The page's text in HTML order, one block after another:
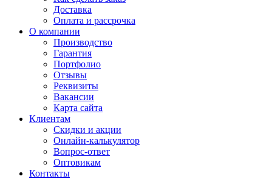
Доставка
Оплата и рассрочка
О компании
Производство
Гарантия
Портфолио
Отзывы
Реквизиты
Вакансии
Карта сайта
Клиентам
Скидки и акции
Онлайн-калькулятор
Вопрос-ответ
Оптовикам
Контакты